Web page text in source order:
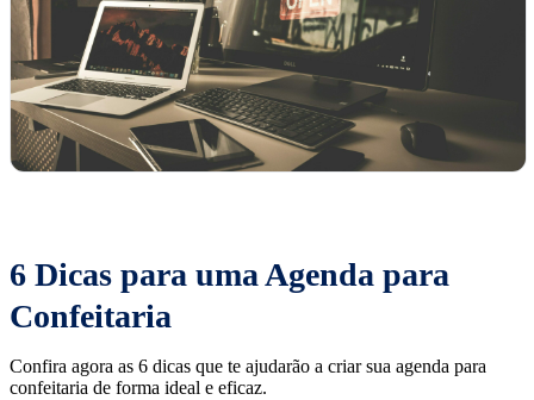
6 Dicas para uma Agenda para
Confeitaria
Confira agora as 6 dicas que te ajudarão a criar sua agenda para
confeitaria de forma ideal e eficaz.